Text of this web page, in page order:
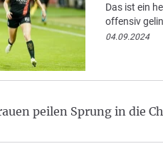
Das ist ein
offensiv
04.09.2024
peilen Sprung in die